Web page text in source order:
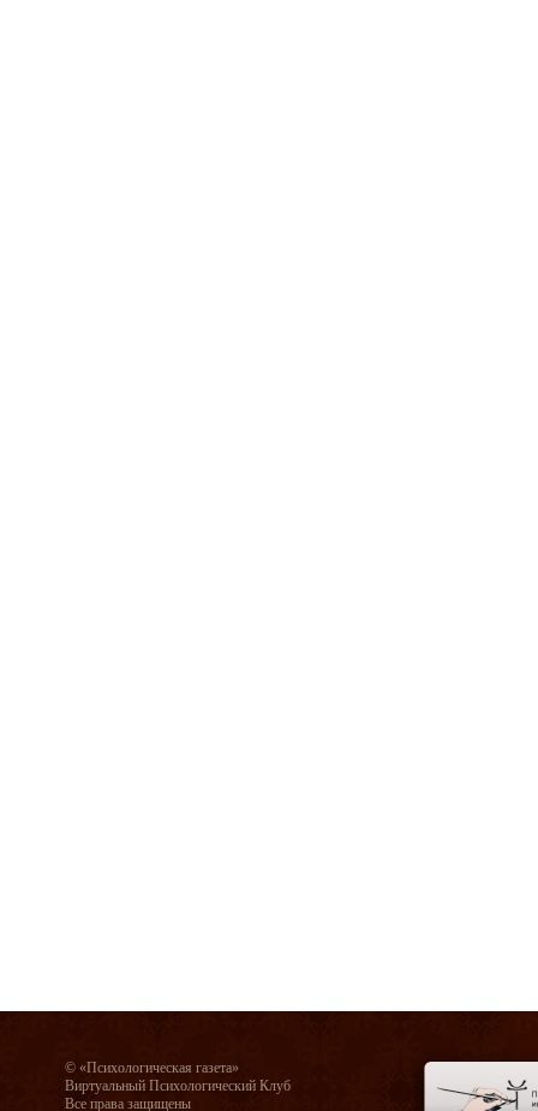
© «Психологическая газета»
Виртуальный Психологический Клуб
Все права защищены